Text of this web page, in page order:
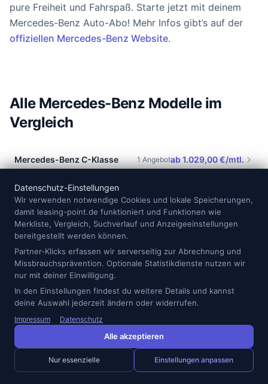
pure Freiheit und Fahrspaß. Starte jetzt mit deinem
Mercedes-Benz Auto-Abo! Mehr Infos gibt’s auf der
offiziellen Mercedes-Benz Website.
Alle Mercedes-Benz Modelle im
Vergleich
Mercedes-Benz C-Klasse 1 Angebotab 1.029,00 €/mtl.
Mercedes-Benz CLA
Mercedes-Benz CLA Shooting
Brake
1 Angebot ab 614,00 €/mtl.
Mercedes-Benz CLE 5 Angebote ab 844,00 €/mtl.
Mercedes-Benz E-Klasse
Mercedes-Benz GLA 7 Angebote ab 624,00 €/mtl.
1 Angebot
Mercedes-Benz GLC 13 Angeboteab 899,00 €/mtl.
Datenschutz-Einstellungen
Wir verwenden notwendige Cookies und lokale Speicherungen,
damit leasing-point.de funktioniert und Funktionen wie
Merkliste, Vergleich, Suchverlauf und Anzeigeeinstellungen
bereitgestellt werden können.
Partner-Klicks erfassen wir serverseitig zur Abrechnung und
Missbrauchsprävention. Optionale Statistikdienste nutzen wir
nur mit deiner Einwilligung.
In den Einstellungen findest du weitere Details und kannst
deine Auswahl jederzeit ändern oder widerrufen.
Impressum Datenschutz
Alle akzeptieren
Nur essenzielle Einstellungen anpassen